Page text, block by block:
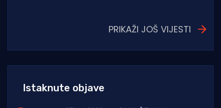
PRIKAŽI JOŠ VIJESTI
Istaknute objave